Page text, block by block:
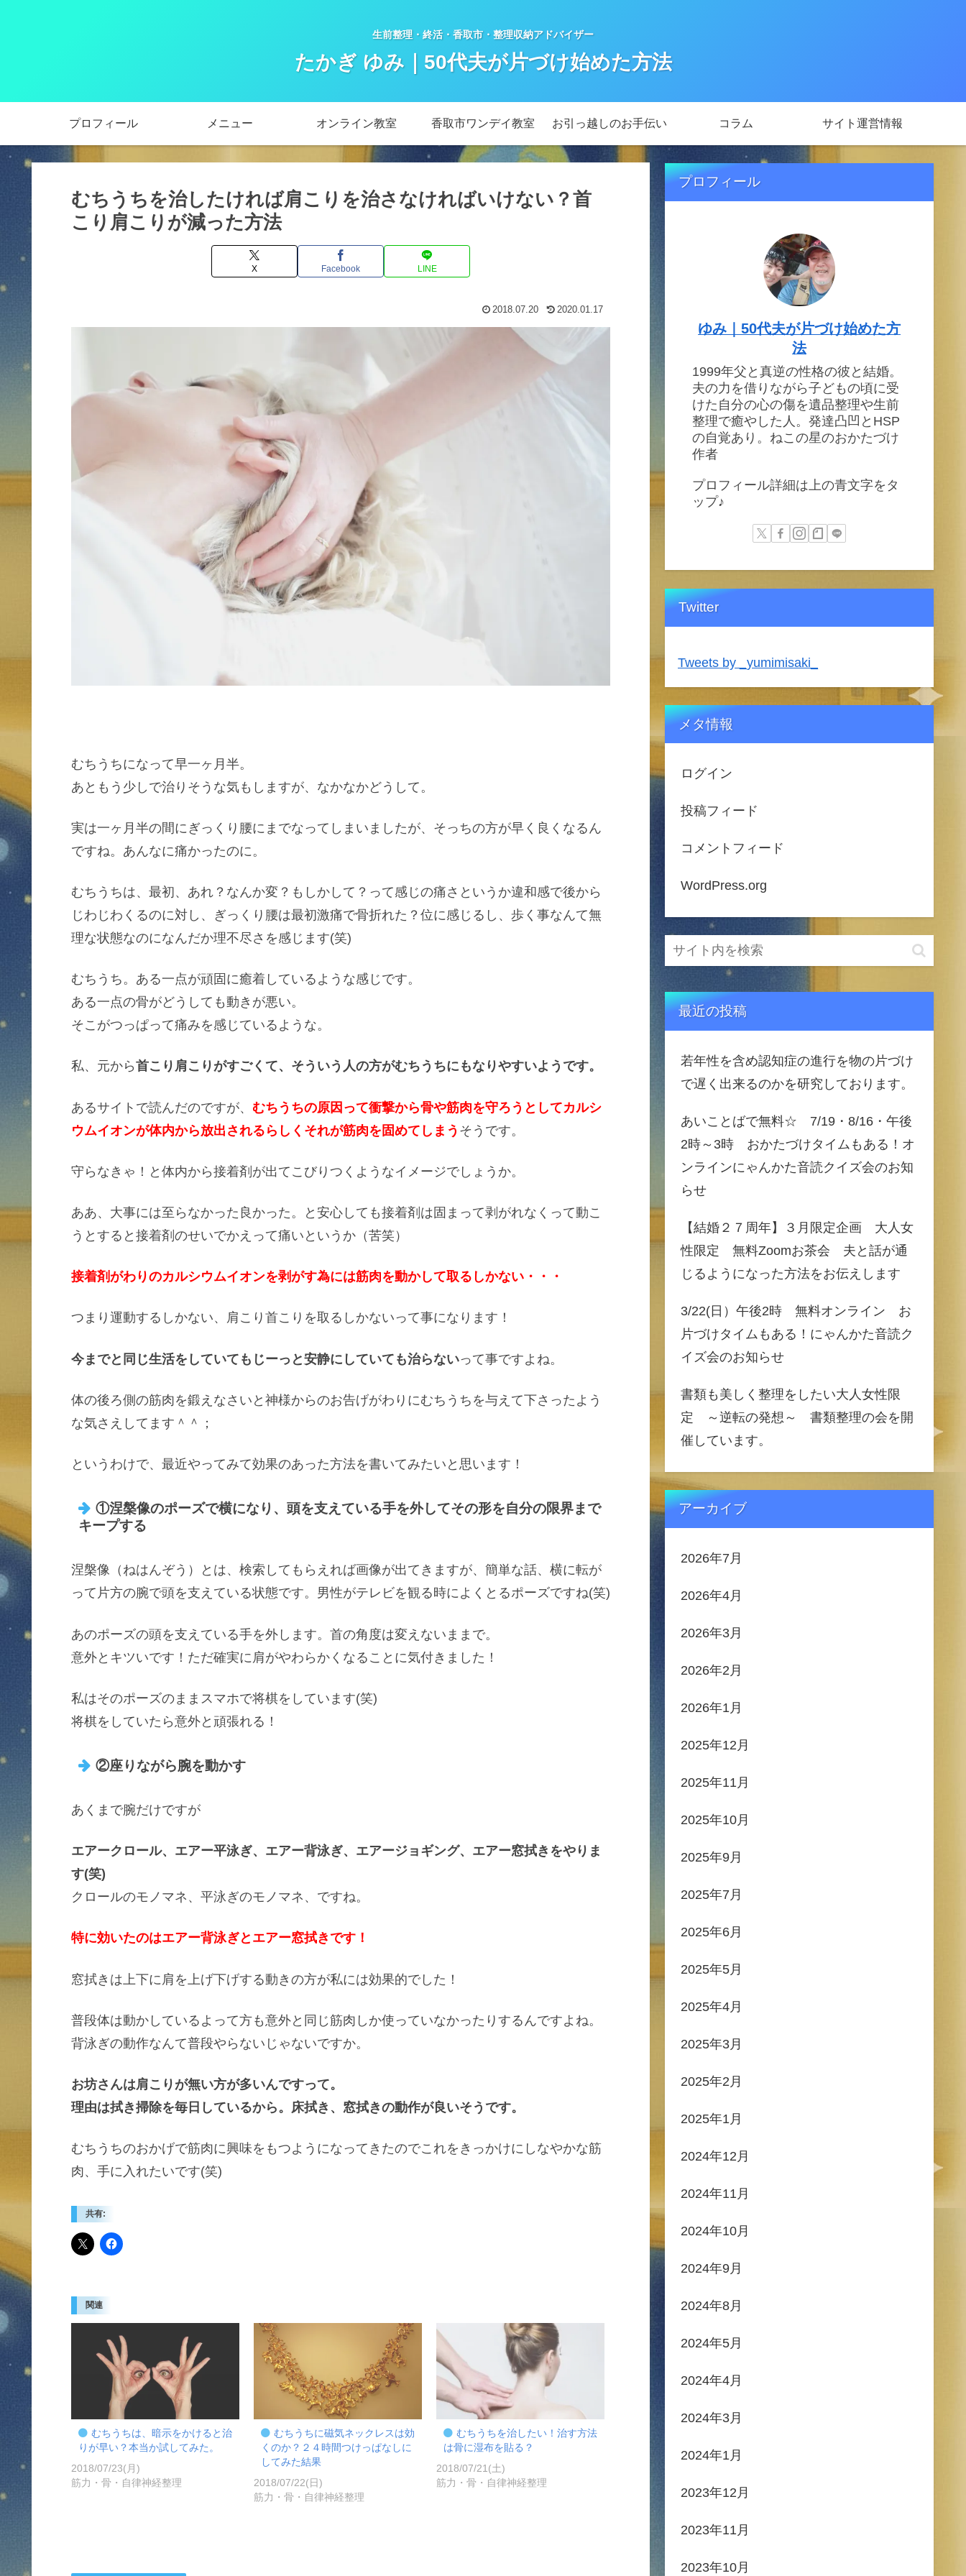
生前整理・終活・香取市・整理収納アドバイザー
たかぎ ゆみ｜50代夫が片づけ始めた方法
プロフィール メニュー オンライン教室 香取市ワンデイ教室 お引っ越しのお手伝い コラム サイト運営情報
むちうちを治したければ肩こりを治さなければいけない？首
こり肩こりが減った方法
X Facebook LINE
2018.07.20 2020.01.17
むちうちになって早一ヶ月半。
あともう少しで治りそうな気もしますが、なかなかどうして。
実は一ヶ月半の間にぎっくり腰にまでなってしまいましたが、そっちの方が早く良くなるん
ですね。あんなに痛かったのに。
むちうちは、最初、あれ？なんか変？もしかして？って感じの痛さというか違和感で後から
じわじわくるのに対し、ぎっくり腰は最初激痛で骨折れた？位に感じるし、歩く事なんて無
理な状態なのになんだか理不尽さを感じます(笑)
むちうち。ある一点が頑固に癒着しているような感じです。
ある一点の骨がどうしても動きが悪い。
そこがつっぱって痛みを感じているような。
私、元から首こり肩こりがすごくて、そういう人の方がむちうちにもなりやすいようです。
あるサイトで読んだのですが、 むちうちの原因って衝撃から骨や筋肉を守ろうとしてカルシ
ウムイオンが体内から放出されるらしくそれが筋肉を固めてしまう そうです。
守らなきゃ！と体内から接着剤が出てこびりつくようなイメージでしょうか。
ああ、大事には至らなかった良かった。と安心しても接着剤は固まって剥がれなくって動こ
うとすると接着剤のせいでかえって痛いというか（苦笑）
接着剤がわりのカルシウムイオンを剥がす為には筋肉を動かして取るしかない・・・
つまり運動するしかない、肩こり首こりを取るしかないって事になります！
今までと同じ生活をしていてもじーっと安静にしていても治らないって事ですよね。
体の後ろ側の筋肉を鍛えなさいと神様からのお告げがわりにむちうちを与えて下さったよう
な気さえしてます＾＾；
というわけで、最近やってみて効果のあった方法を書いてみたいと思います！
①涅槃像のポーズで横になり、頭を支えている手を外してその形を自分の限界まで
キープする
涅槃像（ねはんぞう）とは、検索してもらえれば画像が出てきますが、簡単な話、横に転が
って片方の腕で頭を支えている状態です。男性がテレビを観る時によくとるポーズですね(笑)
あのポーズの頭を支えている手を外します。首の角度は変えないままで。
意外とキツいです！ただ確実に肩がやわらかくなることに気付きました！
私はそのポーズのままスマホで将棋をしています(笑)
将棋をしていたら意外と頑張れる！
②座りながら腕を動かす
あくまで腕だけですが
エアークロール、エアー平泳ぎ、エアー背泳ぎ、エアージョギング、エアー窓拭きをやりま
す(笑)
クロールのモノマネ、平泳ぎのモノマネ、ですね。
特に効いたのはエアー背泳ぎとエアー窓拭きです！
窓拭きは上下に肩を上げ下げする動きの方が私には効果的でした！
普段体は動かしているよって方も意外と同じ筋肉しか使っていなかったりするんですよね。
背泳ぎの動作なんて普段やらないじゃないですか。
お坊さんは肩こりが無い方が多いんですって。
理由は拭き掃除を毎日しているから。床拭き、窓拭きの動作が良いそうです。
むちうちのおかげで筋肉に興味をもつようになってきたのでこれをきっかけにしなやかな筋
肉、手に入れたいです(笑)
共有:
関連
むちうちは、暗示をかけると治
りが早い？本当か試してみた。
2018/07/23(月)
筋力・骨・自律神経整理
むちうちに磁気ネックレスは効
くのか？２４時間つけっぱなしに
してみた結果
2018/07/22(日)
筋力・骨・自律神経整理
むちうちを治したい！治す方法
は骨に湿布を貼る？
2018/07/21(土)
筋力・骨・自律神経整理
プロフィール
ゆみ｜50代夫が片づけ始めた方
法
1999年父と真逆の性格の彼と結婚。
夫の力を借りながら子どもの頃に受
けた自分の心の傷を遺品整理や生前
整理で癒やした人。発達凸凹とHSP
の自覚あり。ねこの星のおかたづけ
作者
プロフィール詳細は上の青文字をタ
ップ♪
Twitter
Tweets by _yumimisaki_
メタ情報
ログイン
投稿フィード
コメントフィード
WordPress.org
最近の投稿
若年性を含め認知症の進行を物の片づけ
で遅く出来るのかを研究しております。
あいことばで無料☆ 7/19・8/16・午後
2時～3時 おかたづけタイムもある！オ
ンラインにゃんかた音読クイズ会のお知
らせ
【結婚２７周年】３月限定企画 大人女
性限定 無料Zoomお茶会 夫と話が通
じるようになった方法をお伝えします
3/22(日）午後2時 無料オンライン お
片づけタイムもある！にゃんかた音読ク
イズ会のお知らせ
書類も美しく整理をしたい大人女性限
定 ～逆転の発想～ 書類整理の会を開
催しています。
アーカイブ
2026年7月
2026年4月
2026年3月
2026年2月
2026年1月
2025年12月
2025年11月
2025年10月
2025年9月
2025年7月
2025年6月
2025年5月
2025年4月
2025年3月
2025年2月
2025年1月
2024年12月
2024年11月
2024年10月
2024年9月
2024年8月
2024年5月
2024年4月
2024年3月
2024年1月
2023年12月
2023年11月
2023年10月